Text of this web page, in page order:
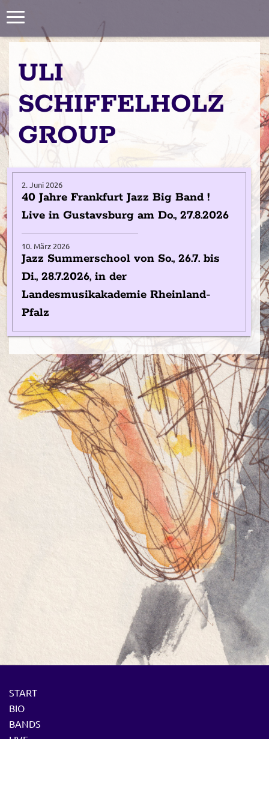
Toggle
navigation
ULI
SCHIFFELHOLZ
GROUP
2. Juni 2026
40 Jahre Frankfurt Jazz Big Band !
Live in Gustavsburg am Do., 27.8.2026
10. März 2026
Jazz Summerschool von So., 26.7. bis
Di., 28.7.2026, in der
Landesmusikakademie Rheinland-
Pfalz
START
BIO
BANDS
LIVE